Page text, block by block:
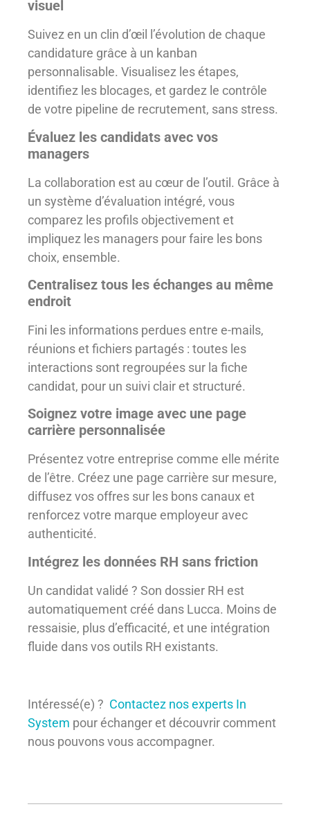
visuel
Suivez en un clin d’œil l’évolution de chaque
candidature grâce à un kanban
personnalisable. Visualisez les étapes,
identifiez les blocages, et gardez le contrôle
de votre pipeline de recrutement, sans stress.
Évaluez les candidats avec vos
managers
La collaboration est au cœur de l’outil. Grâce à
un système d’évaluation intégré, vous
comparez les profils objectivement et
impliquez les managers pour faire les bons
choix, ensemble.
Centralisez tous les échanges au même
endroit
Fini les informations perdues entre e-mails,
réunions et fichiers partagés : toutes les
interactions sont regroupées sur la fiche
candidat, pour un suivi clair et structuré.
Soignez votre image avec une page
carrière personnalisée
Présentez votre entreprise comme elle mérite
de l’être. Créez une page carrière sur mesure,
diffusez vos offres sur les bons canaux et
renforcez votre marque employeur avec
authenticité.
Intégrez les données RH sans friction
Un candidat validé ? Son dossier RH est
automatiquement créé dans Lucca. Moins de
ressaisie, plus d’efficacité, et une intégration
fluide dans vos outils RH existants.
Intéressé(e) ? Contactez nos experts In
System pour échanger et découvrir comment
nous pouvons vous accompagner.